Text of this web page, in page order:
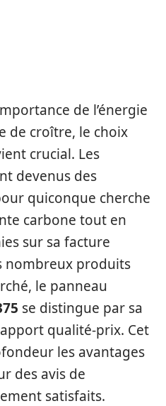
de l’énergie
de croître, le choix
crucial. Les
devenus des
quiconque cherche
carbone tout en
sur sa facture
nombreux produits
le panneau
se distingue par sa
qualité-prix. Cet
les avantages
des avis de
satisfaits.